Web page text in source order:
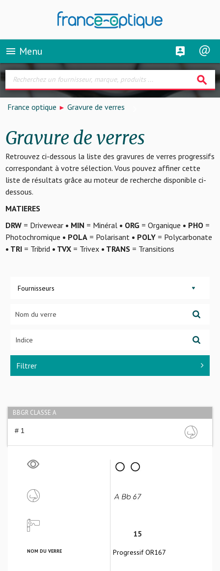
menu Menu
search
France optique Gravure de verres
Gravure de verres
Retrouvez ci-dessous la liste des gravures de verres progressifs
correspondant à votre sélection. Vous pouvez affiner cette
liste de résultats grâce au moteur de recherche disponible ci-
dessous.
MATIERES
DRW= Drivewear • MIN = Minéral • ORG= Organique • PHO=
Photochromique • POLA= Polarisant • POLY= Polycarbonate
• TRI= Tribrid • TVX= Trivex • TRANS= Transitions
Fournisseurs
Filtrer
BBGR CLASSE A
# 1
15
NOM DU VERRE Progressif OR167